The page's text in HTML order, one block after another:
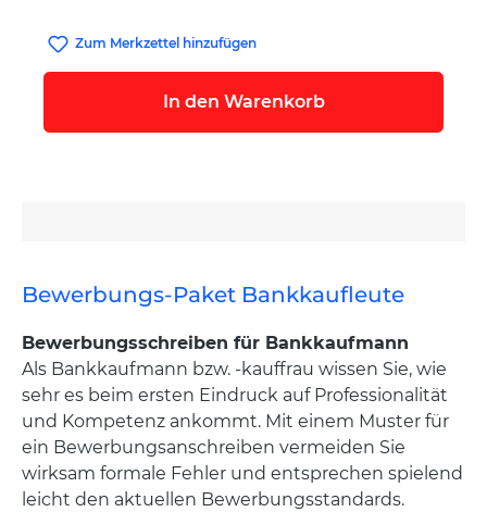
Zum Merkzettel hinzufügen
In den Warenkorb
Bewerbungs-Paket Bankkaufleute
Bewerbungsschreiben für Bankkaufmann
Als Bankkaufmann bzw. -kauffrau wissen Sie, wie
sehr es beim ersten Eindruck auf Professionalität
und Kompetenz ankommt. Mit einem Muster für
ein Bewerbungsanschreiben vermeiden Sie
wirksam formale Fehler und entsprechen spielend
leicht den aktuellen Bewerbungsstandards.